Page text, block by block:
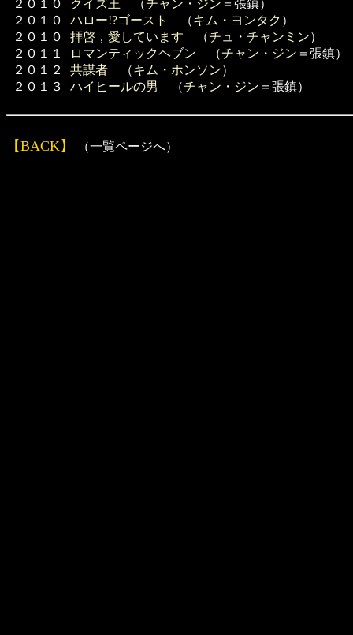
２０１０
２０１０
２０１０
２０１１
２０１２
２０１３
クイズ王 （チャン・ジン ＝張鎮）
ハロー!?ゴースト
（キム・ヨンタク ）
拝啓，愛しています （チュ・チャンミン）
ロマンティックヘブン （チャン・ジン ＝張鎮）
共謀者 （キム・ホンソン）
ハイヒールの男
（チャン・ジン ＝張鎮）
【BACK】 （一覧ページへ）